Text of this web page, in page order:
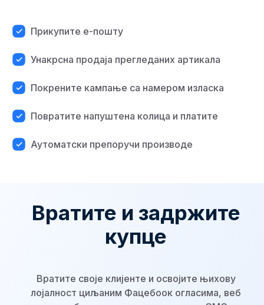
Прикупите е-пошту
Унакрсна продаја прегледаних артикала
Покрените кампање са намером изласка
Повратите напуштена колица и платите
Аутоматски препоручи производе
Вратите и задржите
купце
Вратите своје клијенте и освојите њихову
лојалност циљаним Фацебоок огласима, веб